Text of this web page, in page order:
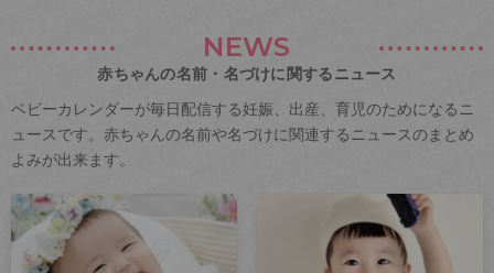
NEWS
赤ちゃんの名前・名づけに関するニュース
ベビーカレンダーが毎日配信する妊娠、出産、育児のためになるニ
ュースです。赤ちゃんの名前や名づけに関連するニュースのまとめ
よみが出来ます。